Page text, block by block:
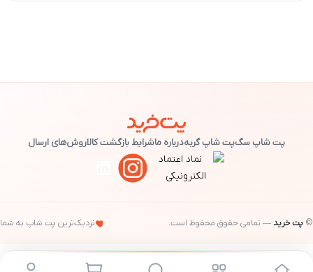
پت شاپ سگپت شاپ گربهدرباره ماشرایط بازگشت کالاروش‌های ارسال
© پت خرید— تمامی حقوق محفوظ است. نزدیک‌ترین پت شاپ به شما